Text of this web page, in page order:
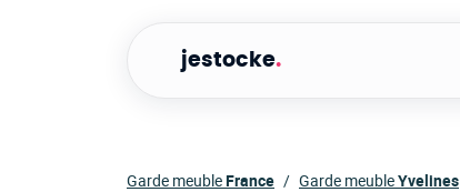
jestocke.
Garde meubleFrance Garde meubleYvelines